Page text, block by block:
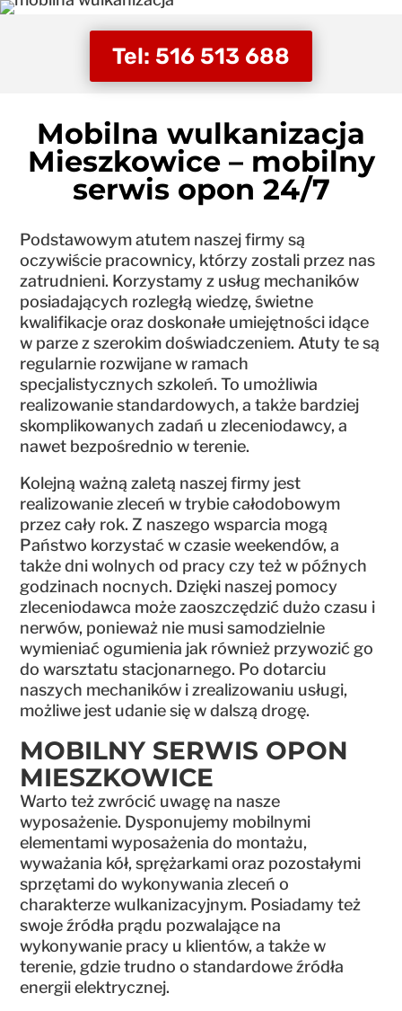
Tel: 516 513 688
Mobilna wulkanizacja
Mieszkowice – mobilny
serwis opon 24/7
Podstawowym atutem naszej firmy są
oczywiście pracownicy, którzy zostali przez nas
zatrudnieni. Korzystamy z usług mechaników
posiadających rozległą wiedzę, świetne
kwalifikacje oraz doskonałe umiejętności idące
w parze z szerokim doświadczeniem. Atuty te są
regularnie rozwijane w ramach
specjalistycznych szkoleń. To umożliwia
realizowanie standardowych, a także bardziej
skomplikowanych zadań u zleceniodawcy, a
nawet bezpośrednio w terenie.
Kolejną ważną zaletą naszej firmy jest
realizowanie zleceń w trybie całodobowym
przez cały rok. Z naszego wsparcia mogą
Państwo korzystać w czasie weekendów, a
także dni wolnych od pracy czy też w późnych
godzinach nocnych. Dzięki naszej pomocy
zleceniodawca może zaoszczędzić dużo czasu i
nerwów, ponieważ nie musi samodzielnie
wymieniać ogumienia jak również przywozić go
do warsztatu stacjonarnego. Po dotarciu
naszych mechaników i zrealizowaniu usługi,
możliwe jest udanie się w dalszą drogę.
MOBILNY SERWIS OPON
MIESZKOWICE
Warto też zwrócić uwagę na nasze
wyposażenie. Dysponujemy mobilnymi
elementami wyposażenia do montażu,
wyważania kół, sprężarkami oraz pozostałymi
sprzętami do wykonywania zleceń o
charakterze wulkanizacyjnym. Posiadamy też
swoje źródła prądu pozwalające na
wykonywanie pracy u klientów, a także w
terenie, gdzie trudno o standardowe źródła
energii elektrycznej.